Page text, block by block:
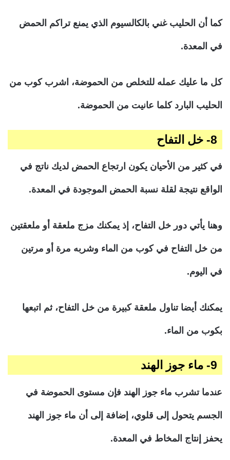
كما أن الحليب غني بالكالسيوم الذي يمنع تراكم الحمض
في المعدة.
كل ما عليك عمله للتخلص من الحموضة، اشرب كوب من
الحليب البارد كلما عانيت من الحموضة.
8- خل التفاح
في كثير من الأحيان يكون ارتجاع الحمض لديك ناتج في
الواقع نتيجة لقلة نسبة الحمض الموجودة في المعدة.
وهنا يأتي دور خل التفاح، إذ يمكنك مزج ملعقة أو ملعقتين
من خل التفاح في كوب من الماء وشربه مرة أو مرتين
في اليوم.
يمكنك أيضا تناول ملعقة كبيرة من خل التفاح، ثم اتبعها
بكوب من الماء.
9- ماء جوز الهند
عندما تشرب ماء جوز الهند فإن مستوى الحموضة في
الجسم يتحول إلى قلوي، إضافة إلى أن ماء جوز الهند
يحفز إنتاج المخاط في المعدة.